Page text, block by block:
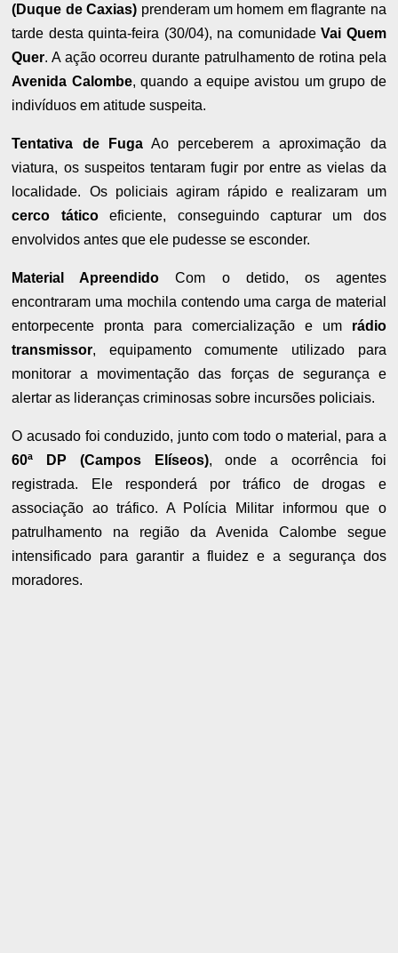
(Duque de Caxias) prenderam um homem em flagrante na
tarde desta quinta-feira (30/04), na comunidadeVai Quem
Quer. A ação ocorreu durante patrulhamento de rotina pela
Avenida Calombe, quando a equipe avistou um grupo de
indivíduos em atitude suspeita.
Tentativa de FugaAo perceberem a aproximação da
viatura, os suspeitos tentaram fugir por entre as vielas da
localidade. Os policiais agiram rápido e realizaram um
cerco táticoeficiente, conseguindo capturar um dos
envolvidos antes que ele pudesse se esconder.
Material Apreendido Com o detido, os agentes
encontraram uma mochila contendo uma carga de material
entorpecente pronta para comercialização e um rádio
transmissor, equipamento comumente utilizado para
monitorar a movimentação das forças de segurança e
alertar as lideranças criminosas sobre incursões policiais.
O acusado foi conduzido, junto com todo o material, para a
60ª DP (Campos Elíseos), onde a ocorrência foi
registrada. Ele responderá por tráfico de drogas e
associação ao tráfico. A Polícia Militar informou que o
patrulhamento na região da Avenida Calombe segue
intensificado para garantir a fluidez e a segurança dos
moradores.